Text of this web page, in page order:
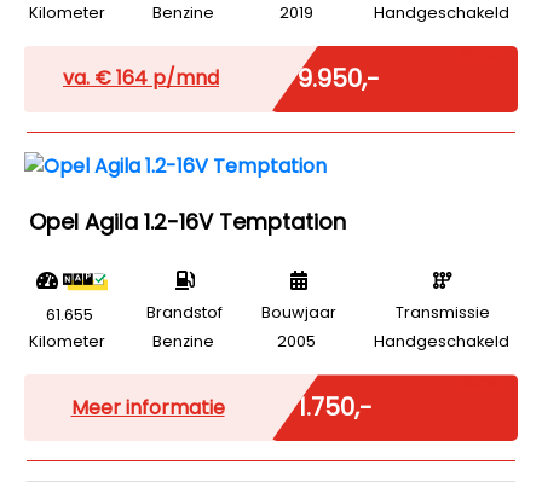
Kilometer
Benzine
2019
Handgeschakeld
va. €164 p/mnd € 9.950,-
Opel Agila 1.2-16V Temptation
61.655
Kilometer
Brandstof
Benzine
Bouwjaar
2005
Transmissie
Handgeschakeld
Meer informatie € 1.750,-